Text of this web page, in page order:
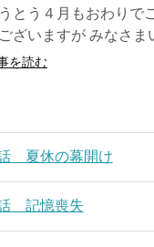
とう４月もおわりで
ざいますが みなさ
を読む
夏休の幕開け
記憶喪失